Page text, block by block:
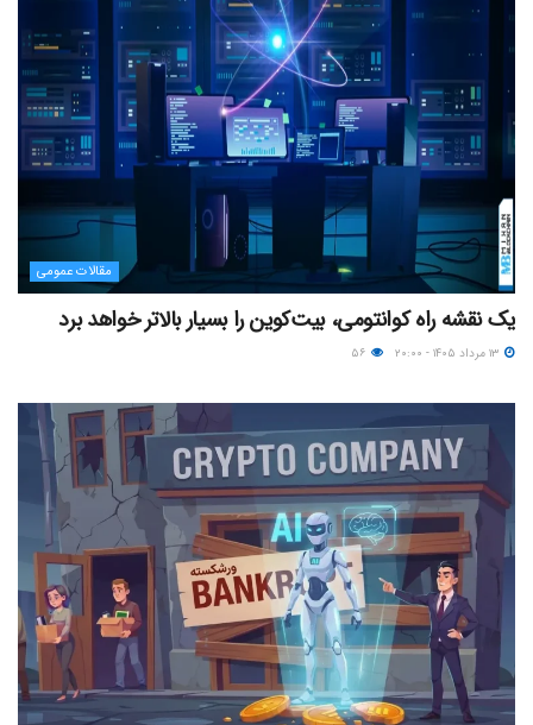
مقالات عمومی
یک نقشه راه کوانتومی، بیت‌کوین را بسیار بالاتر خواهد برد